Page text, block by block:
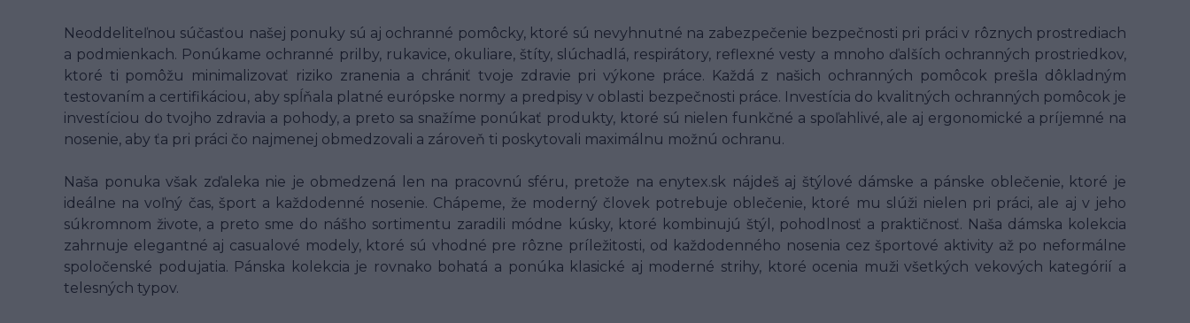
Neoddeliteľnou súčasťou našej ponuky sú aj ochranné pomôcky, ktoré sú nevyhnutné na zabezpečenie bezpečnosti pri práci v rôznych prostrediach
a podmienkach. Ponúkame ochranné prilby, rukavice, okuliare, štíty, slúchadlá, respirátory, reflexné vesty a mnoho ďalších ochranných prostriedkov,
ktoré ti pomôžu minimalizovať riziko zranenia a chrániť tvoje zdravie pri výkone práce. Každá z našich ochranných pomôcok prešla dôkladným
testovaním a certifikáciou, aby spĺňala platné európske normy a predpisy v oblasti bezpečnosti práce. Investícia do kvalitných ochranných pomôcok je
investíciou do tvojho zdravia a pohody, a preto sa snažíme ponúkať produkty, ktoré sú nielen funkčné a spoľahlivé, ale aj ergonomické a príjemné na
nosenie, aby ťa pri práci čo najmenej obmedzovali a zároveň ti poskytovali maximálnu možnú ochranu.
Naša ponuka však zďaleka nie je obmedzená len na pracovnú sféru, pretože na enytex.sk nájdeš aj štýlové dámske a pánske oblečenie, ktoré je
ideálne na voľný čas, šport a každodenné nosenie. Chápeme, že moderný človek potrebuje oblečenie, ktoré mu slúži nielen pri práci, ale aj v jeho
súkromnom živote, a preto sme do nášho sortimentu zaradili módne kúsky, ktoré kombinujú štýl, pohodlnosť a praktičnosť. Naša dámska kolekcia
zahrnuje elegantné aj casualové modely, ktoré sú vhodné pre rôzne príležitosti, od každodenného nosenia cez športové aktivity až po neformálne
spoločenské podujatia. Pánska kolekcia je rovnako bohatá a ponúka klasické aj moderné strihy, ktoré ocenia muži všetkých vekových kategórií a
telesných typov.